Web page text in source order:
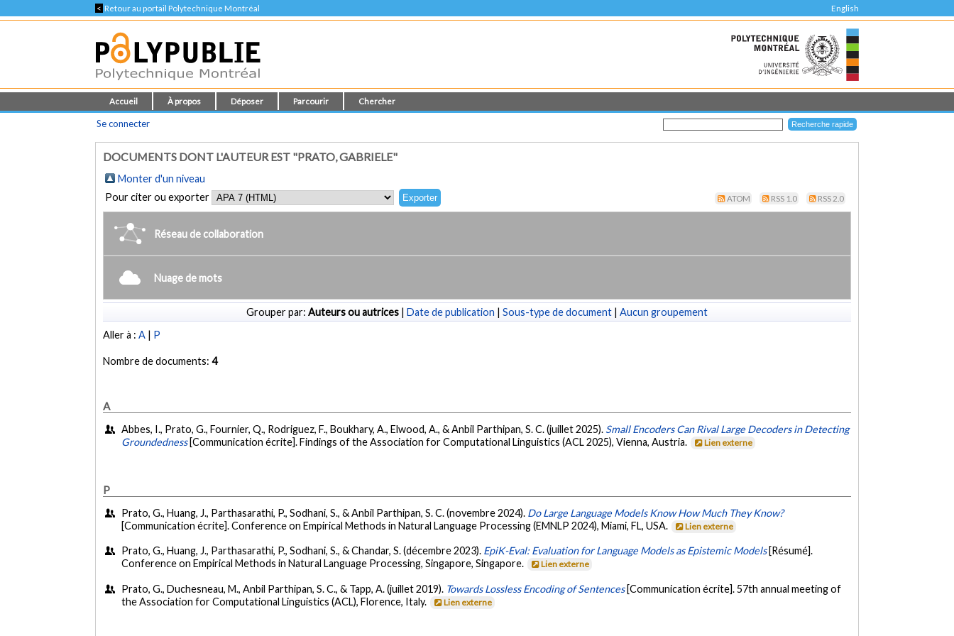
< Retour au portail Polytechnique Montréal English
Accueil À propos Déposer Parcourir Chercher
Se connecter
DOCUMENTS DONT L'AUTEUR EST "PRATO, GABRIELE"
Monter d'un niveau
Pour citer ou exporter
ATOM RSS 1.0 RSS 2.0
Réseau de collaboration
Nuage de mots
Grouper par: Auteurs ou autrices | Date de publication | Sous-type de document | Aucun groupement
Aller à :A | P
Nombre de documents:4
A
Abbes, I., Prato, G., Fournier, Q., Rodriguez, F., Boukhary, A., Elwood, A., & Anbil Parthipan, S. C. (juillet 2025). Small Encoders Can Rival Large Decoders in Detecting
Groundedness [Communication écrite]. Findings of the Association for Computational Linguistics (ACL 2025), Vienna, Austria. Lien externe
P
Prato, G., Huang, J., Parthasarathi, P., Sodhani, S., & Anbil Parthipan, S. C. (novembre 2024). Do Large Language Models Know How Much They Know?
[Communication écrite]. Conference on Empirical Methods in Natural Language Processing (EMNLP 2024), Miami, FL, USA.
Lien externe
Prato, G., Huang, J., Parthasarathi, P., Sodhani, S., & Chandar, S. (décembre 2023). EpiK-Eval: Evaluation for Language Models as Epistemic Models [Résumé].
Conference on Empirical Methods in Natural Language Processing, Singapore, Singapore.
Lien externe
Prato, G., Duchesneau, M., Anbil Parthipan, S. C., & Tapp, A. (juillet 2019). Towards Lossless Encoding of Sentences [Communication écrite]. 57th annual meeting of
the Association for Computational Linguistics (ACL), Florence, Italy.
Lien externe